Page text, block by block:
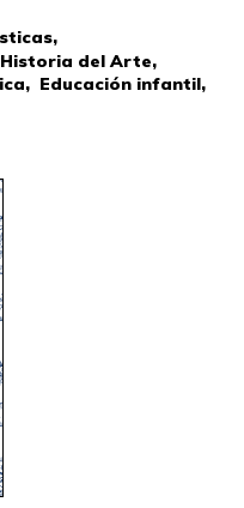
Historia del Arte,
Educación infantil,